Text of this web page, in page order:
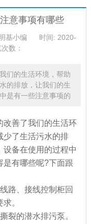
意事项有哪些
基小编
时间: 2020-
数：
们的生活环境，帮助
的排放，让我们的生
是有一些注意事项的
改善了我们的生活环
少了生活污水的排
设备在使用的过程中
是有哪些呢?下面跟
、接线控制柜回
。
的潜水排污泵。